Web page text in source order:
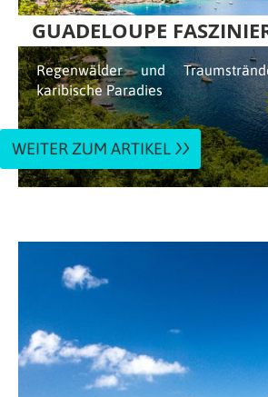
GUADELOUPE
Regenwälder und
karibische Paradies
WEITER ZUM ARTIKEL